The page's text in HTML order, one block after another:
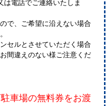
電話でご連絡いたしま
で、ご希望に沿えない場合
セルとさせていただく場合
間違えのない様ご注意くだ
車場の無料券をお渡